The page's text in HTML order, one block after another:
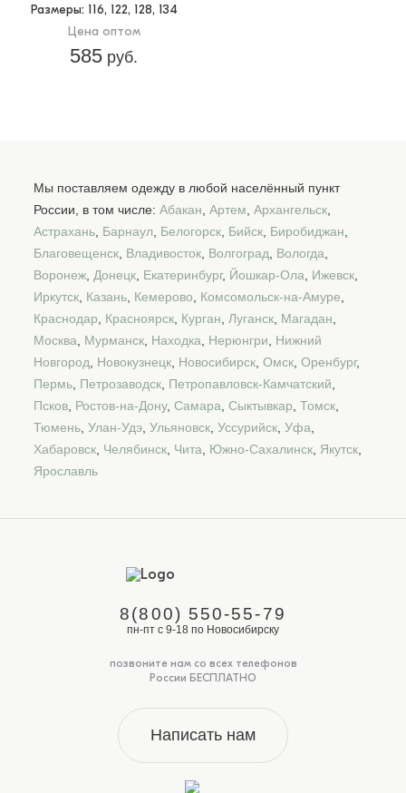
Размеры: 116, 122, 128, 134
Цена оптом
585 руб.
Мы поставляем одежду в любой населённый пункт
России, в том числе: Абакан Артем Архангельск
Астрахань Барнаул Белогорск Бийск Биробиджан
Благовещенск Владивосток Волгоград Вологда
Воронеж Донецк Екатеринбург, Йошкар-Ола Ижевск
Иркутск Казань Кемерово Комсомольск-на-Амуре
Краснодар
Красноярск Курган Луганск Магадан
Москва
Мурманск Находка Нерюнгри
Нижний
Новгород
Новокузнецк Новосибирск Омск Оренбург,
Пермь Петрозаводск Петропавловск-Камчатский
Псков Ростов-на-Дону, Самара Сыктывкар Томск
Тюмень Улан-Удэ Ульяновск Уссурийск Уфа
Хабаровск Челябинск Чита Южно-Сахалинск Якутск
Ярославль
8(800) 550-55-79
пн-пт с 9-18 по Новосибирску
позвоните нам со всех телефонов
России БЕСПЛАТНО
Написать нам